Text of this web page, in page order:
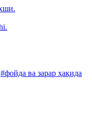
#фойда ва зарар ҳақида